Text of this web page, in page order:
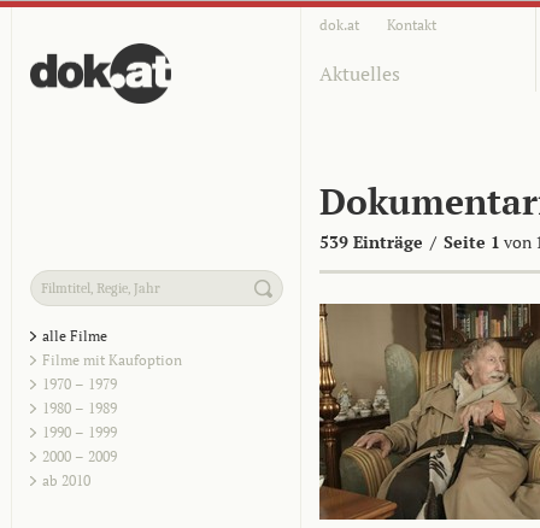
dok.at Kontakt
Aktuelles
539 Einträge / Seite 1 von
alle Filme
Filme mit Kaufoption
1970 – 1979
1980 – 1989
1990 – 1999
2000 – 2009
ab 2010